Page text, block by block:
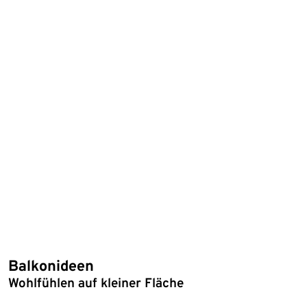
Balkonideen
Wohlfühlen auf kleiner Fläche